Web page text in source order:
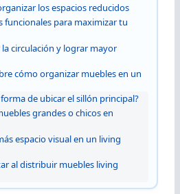
los espacios reducidos
funcionales para maximizar tu
circulación y lograr mayor
cómo organizar muebles en un
de ubicar el sillón principal?
grandes o chicos en
espacio visual en un living
al distribuir muebles living